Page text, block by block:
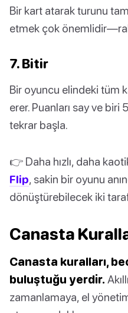
Bir kart atarak turunu
etmek çok
7. Bitir
Bir oyuncu elindeki tüm
erer. Puanları say ve biri
tekrar başla.
👉 Daha hızlı, daha
Flip, sakin bir oyunu
dönüştürebilecek iki
Canasta
Canasta kuralları,
buluştuğu yerdir.
zamanlamaya, el